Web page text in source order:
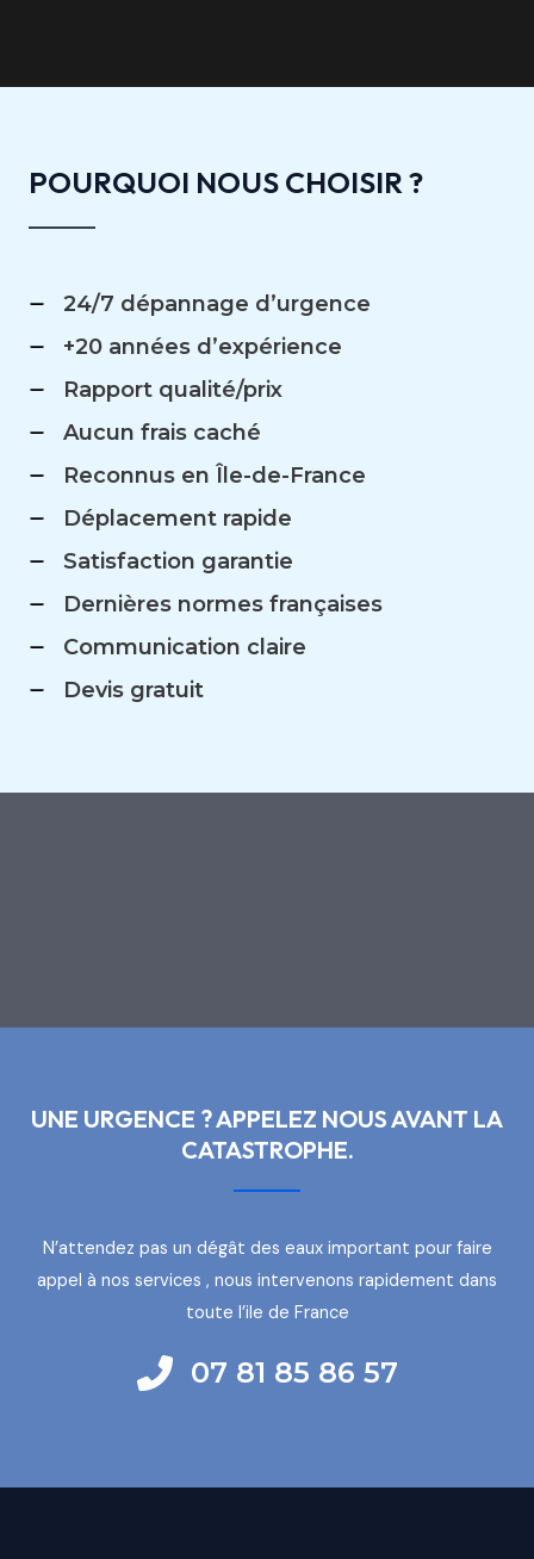
POURQUOI NOUS CHOISIR ?
24/7 dépannage d’urgence
+20 années d’expérience
Rapport qualité/prix
Aucun frais caché
Reconnus en Île-de-France
Déplacement rapide
Satisfaction garantie
Dernières normes françaises
Communication claire
Devis gratuit
UNE URGENCE ? APPELEZ NOUS AVANT LA
CATASTROPHE.
N’attendez pas un dégât des eaux important pour faire
appel à nos services , nous intervenons rapidement dans
toute l’ile de France
07 81 85 86 57